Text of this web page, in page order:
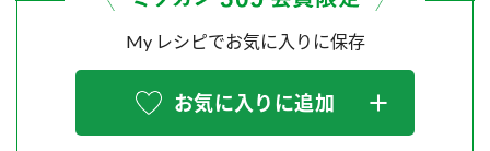
My レシピでお気に入りに保存
お気に入りに追加